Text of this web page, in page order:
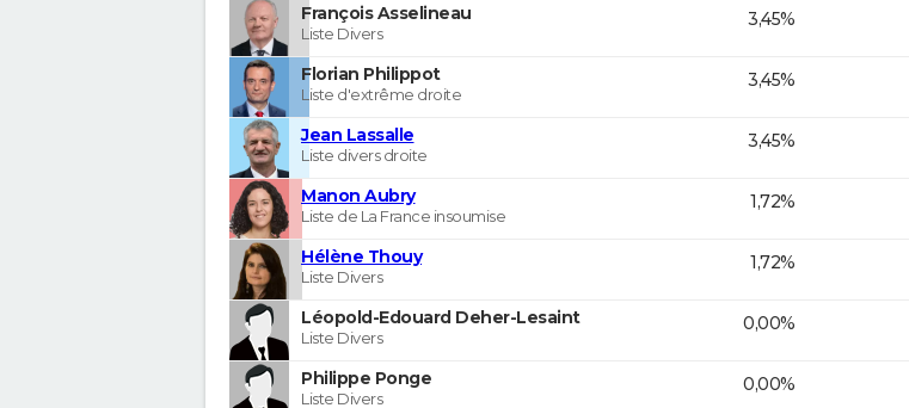
François Asselineau
Liste Divers
3,45%
Florian Philippot
Liste d'extrême droite
3,45%
Jean Lassalle
Liste divers droite
3,45%
Manon Aubry
Liste de La France insoumise
1,72%
Hélène Thouy
Liste Divers
1,72%
Léopold-Edouard Deher-Lesaint
Liste Divers
0,00%
Philippe Ponge
Liste Divers
0,00%